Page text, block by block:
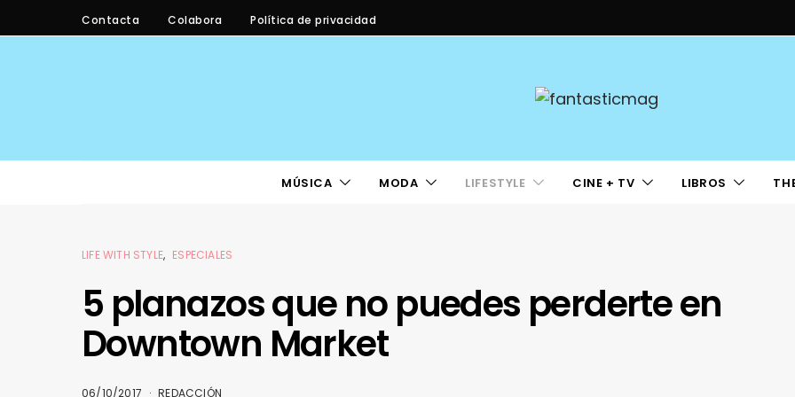
Contacta Colabora Política de privacidad
MÚSICA MODA LIFESTYLE CINE + TV LIBROS
LIFE WITH STYLE ESPECIALES
5 planazos que no puedes perderte en
Downtown Market
06/10/2017 REDACCIÓN